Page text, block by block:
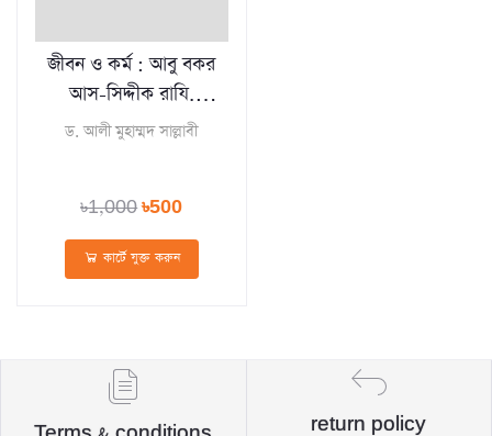
জীবন ও কর্ম : আবু বকর
আস-সিদ্দীক রাযি.
(হার্ডকভার)
ড. আলী মুহাম্মদ সাল্লাবী
৳1,000৳500
কার্টে যুক্ত করুন
return policy